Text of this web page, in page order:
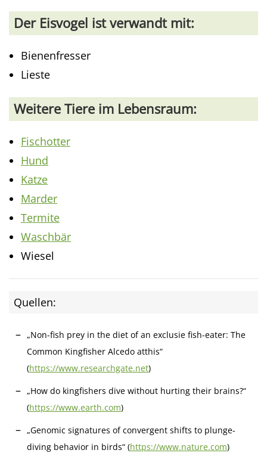
Der Eisvogel ist verwandt mit:
Bienenfresser
Lieste
Weitere Tiere im Lebensraum:
Fischotter
Hund
Katze
Marder
Termite
Waschbär
Wiesel
Quellen:
„Non-fish prey in the diet of an exclusie fish-eater: The
Common Kingfisher Alcedo atthis“
(https://www.researchgate.net)
„How do kingfishers dive without hurting their brains?“
(https://www.earth.com)
„Genomic signatures of convergent shifts to plunge-
diving behavior in birds“ (https://www.nature.com)